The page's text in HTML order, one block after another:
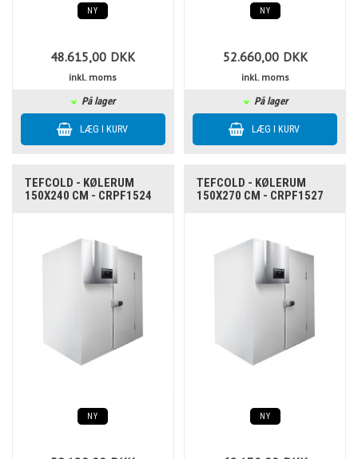
NY
48.615,00 DKK
inkl. moms
På lager
NY
52.660,00 DKK
inkl. moms
På lager
TEFCOLD - KØLERUM
150X240 CM - CRPF1524
NY
TEFCOLD - KØLERUM
150X270 CM - CRPF1527
NY